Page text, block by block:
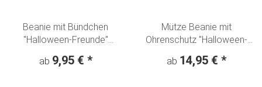
Beanie mit Bündchen
"Halloween-Freunde"
orange
ab 9,95 € *
Mütze Beanie mit
Ohrenschutz "Halloween-
Fledermaus orange
ab 14,95 € *